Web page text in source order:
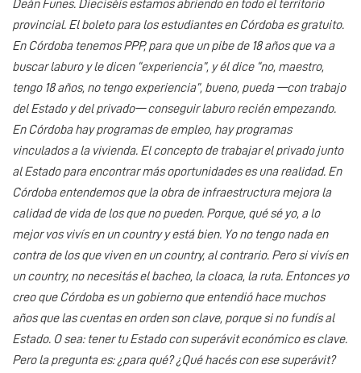
Deán Funes. Dieciséis estamos abriendo en todo el territorio
provincial. El boleto para los estudiantes en Córdoba es gratuito.
En Córdoba tenemos PPP, para que un pibe de 18 años que va a
buscar laburo y le dicen “experiencia”, y él dice “no, maestro,
tengo 18 años, no tengo experiencia”, bueno, pueda —con trabajo
del Estado y del privado— conseguir laburo recién empezando.
En Córdoba hay programas de empleo, hay programas
vinculados a la vivienda. El concepto de trabajar el privado junto
al Estado para encontrar más oportunidades es una realidad. En
Córdoba entendemos que la obra de infraestructura mejora la
calidad de vida de los que no pueden. Porque, qué sé yo, a lo
mejor vos vivís en un country y está bien. Yo no tengo nada en
contra de los que viven en un country, al contrario. Pero si vivís en
un country, no necesitás el bacheo, la cloaca, la ruta. Entonces yo
creo que Córdoba es un gobierno que entendió hace muchos
años que las cuentas en orden son clave, porque si no fundís al
Estado. O sea: tener tu Estado con superávit económico es clave.
Pero la pregunta es: ¿para qué? ¿Qué hacés con ese superávit?